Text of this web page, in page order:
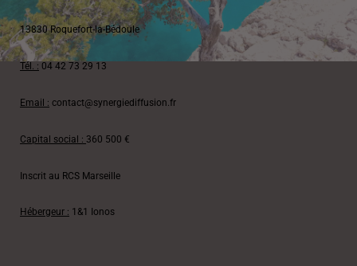
13830 Roquefort-la-Bédoule
Tél. : 04 42 73 29 13
Email : contact@synergiediffusion.fr
Capital social : 360 500 €
Inscrit au RCS Marseille
Hébergeur : 1&1 Ionos